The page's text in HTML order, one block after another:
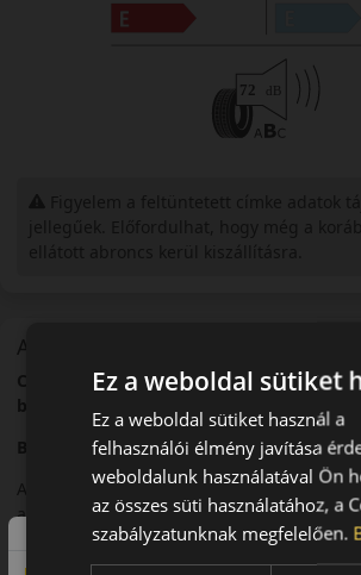
A mintázat
Continental PremiumContact 6 – Precíz
biztonság
Bevezető
A Continental PremiumContact 6 egy
amelyet pontos kormányreakciókra és
biztonságra optimalizáltak.
Ez a weboldal sütiket
Ez a weboldal sütiket használ a
felhasználói élmény javítása
weboldalunk használatával Ön
az összes süti használatához, a
szabályzatunknak megfelelően.